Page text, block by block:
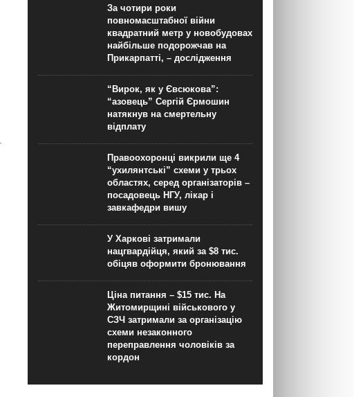
За чотири роки
повномасштабної війни
квадратний метр у новобудовах
найбільше подорожчав на
Прикарпатті, – дослідження
“Вирок, як у Євсюкова”:
“азовець” Сергій Єрмошин
натякнув на смертельну
відплату
Правоохоронці викрили ще 4
“ухилянтські” схеми у трьох
областях, серед організаторів –
посадовець НГУ, лікар і
завкафедри вишу
У Харкові затримали
нацгвардійця, який за $8 тис.
обіцяв оформити бронювання
Ціна питання – $15 тис. На
Житомирщині військового у
СЗЧ затримали за організацію
схеми незаконного
переправлення чоловіків за
кордон